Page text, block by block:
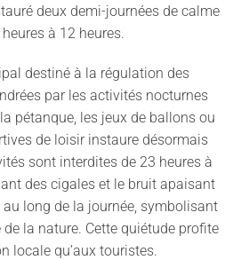
deux demi-journées de calme
à 12 heures.
destiné à la régulation des
par les activités nocturnes
pétanque, les jeux de ballons ou
de loisir instaure désormais
sont interdites de 23 heures à
des cigales et le bruit apaisant
long de la journée, symbolisant
la nature. Cette quiétude profite
locale qu’aux touristes.